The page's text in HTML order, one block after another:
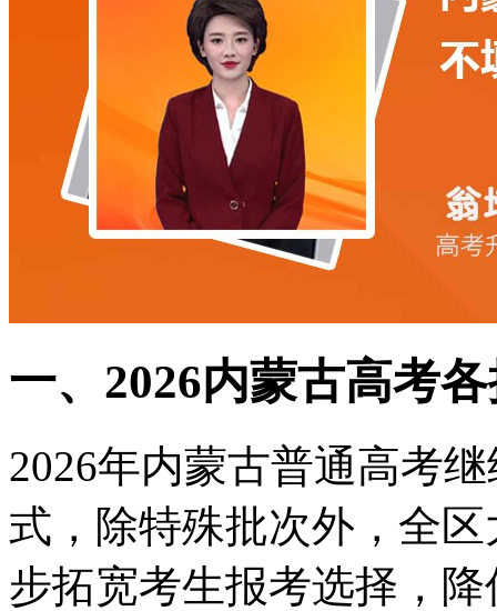
一、2026内蒙古高考
2026年内蒙古普通高考
式，除特殊批次外，全
步拓宽考生报考选择，